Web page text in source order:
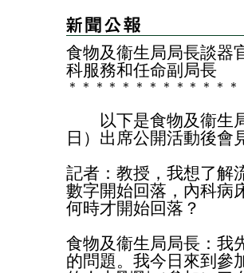
食物及衞生局局長談器
科服務和任命副局長
＊ ＊ ＊ ＊ ＊ ＊ ＊ ＊ ＊ ＊ ＊ ＊ ＊
以下是食物及衞生局
日）出席公開活動後會
記者：教授，我想了解
數字開始回落，內科病
何時才開始回落？
食物及衞生局局長：我
的問題。我今日來到參